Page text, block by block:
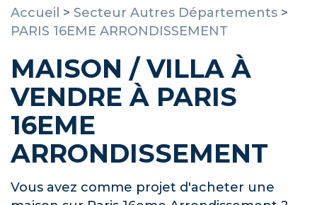
Accueil > Secteur Autres Départements >
PARIS 16EME ARRONDISSEMENT
MAISON / VILLA À
VENDRE À PARIS
16EME
ARRONDISSEMENT
Vous avez comme projet d'acheter une